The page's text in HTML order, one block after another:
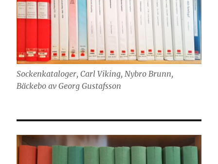
Sockenkataloger, Carl Viking, Nybro Brunn,
Bäckebo av Georg Gustafsson